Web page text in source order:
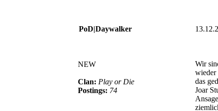
PoD|Daywalker
NEW
Clan: Play or Die
Postings: 74
Wir
wieder
das
Joar